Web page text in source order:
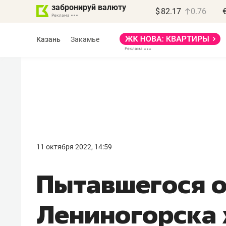
забронируй валюту $ 82.17 0.76
Казань Закамье
11 октября 2022, 14:59
Пытавшегося
правил, бизнес может
потерять минимум